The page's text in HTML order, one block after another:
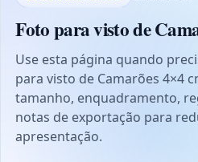
Foto para visto de
Use esta página quando
para visto de Camarões 4×4
tamanho, enquadramento,
notas de exportação para
apresentação.